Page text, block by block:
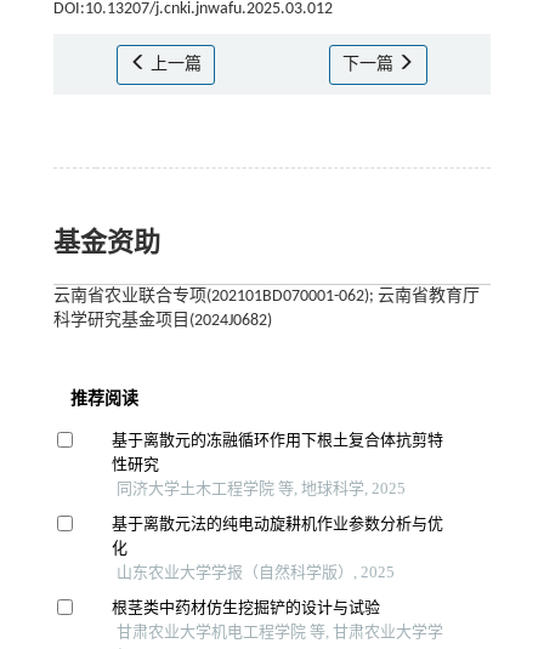
DOI:10.13207/j.cnki.jnwafu.2025.03.012
上一篇 下一篇
基金资助
云南省农业联合专项(202101BD070001-062); 云南省教育厅
科学研究基金项目(2024J0682)